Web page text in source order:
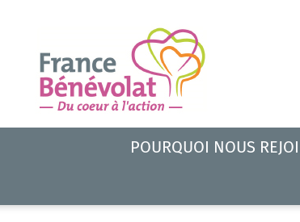
POURQUOI NOUS